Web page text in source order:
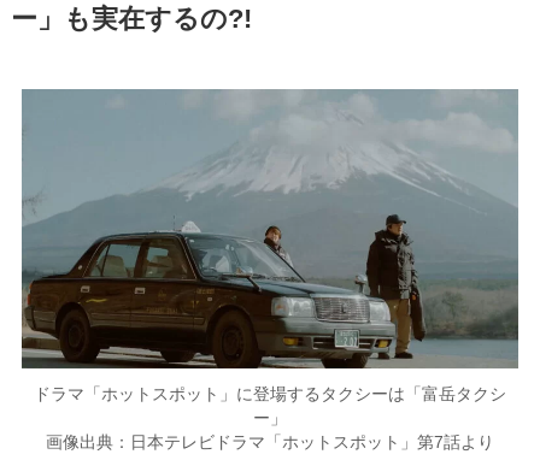
ー」も実在するの?!
ドラマ「ホットスポット」に登場するタクシーは「富岳タクシ
ー」
画像出典：日本テレビドラマ「ホットスポット」第7話より